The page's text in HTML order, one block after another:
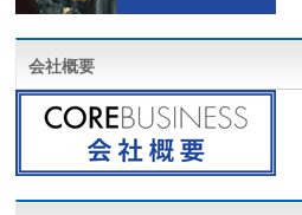
会社概要